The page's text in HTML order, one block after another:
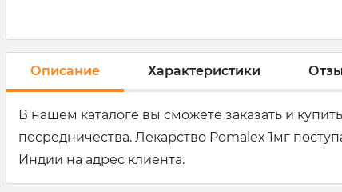
Описание Характеристики
В нашем каталоге вы сможете заказать и
посредничества. Лекарство Pomalex 1мг
Индии на адрес клиента.